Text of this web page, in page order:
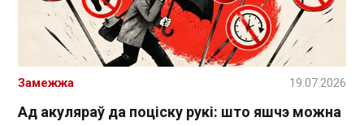
Ад акуляраў да поціску рукі: што яшчэ можна
Замежжа 19.07.2026